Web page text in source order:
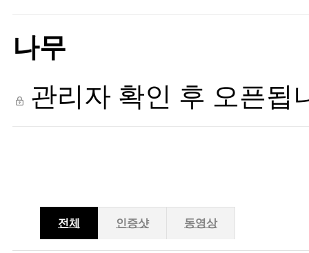
나무
관리자 확인 후 오픈됩
전체 인증샷 동영상